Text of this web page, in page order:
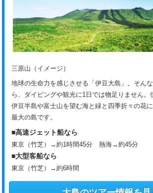
三原山（イメージ）
地球の生命力を感じさせる「伊豆大島」。そん
ら、ダイビングや観光に1日では物足りません。
伊豆半島や富士山を望む海と緑と四季折々の花
最大の島です。
■高速ジェット船なら
東京（竹芝）→約1時間45分 熱海→約45分
■大型客船なら
東京（竹芝）→約6時間